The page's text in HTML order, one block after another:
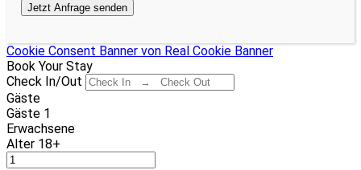
Cookie Consent Banner von Real Cookie Banner
Book Your Stay
Check In/Out
Gäste
Gäste 1
Erwachsene
Alter 18+